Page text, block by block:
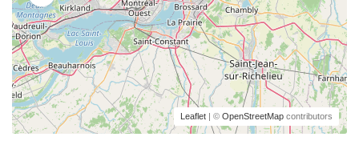
Leaflet | © OpenStreetMap contributors